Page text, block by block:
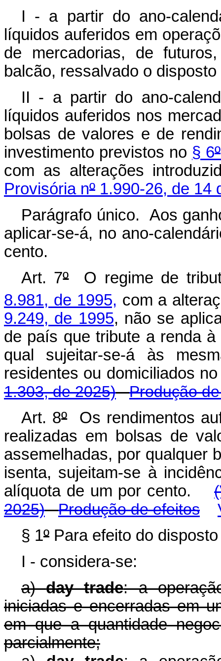
I - a partir do ano-
líquidos auferidos em
de mercadorias, de
balcão, ressalvado o
II - a partir do ano-
líquidos auferidos nos
bolsas de valores e de
investimento previstos no § 6º
com as alterações
Provisória nº 1.990-26, de 14
Parágrafo único. Aos
aplicar-se-á, no ano-
cento.
Art. 7ºO regime de
8.981, de 1995, com a
9.249, de 1995, não se
de país que tribute a renda
qual sujeitar-se-á às
residentes ou domiciliados
1.303, de 2025)
Produção
Art. 8ºOs rendimentos
realizadas em bolsas de
assemelhadas, por qualquer
isenta, sujeitam-se à
alíquota de um por cento.
2025)
Produção de efeitos
§ 1º Para efeito do
I - considera-se:
a)day trade: a
iniciadas e encerradas em
em que a quantidade
parcialmente;